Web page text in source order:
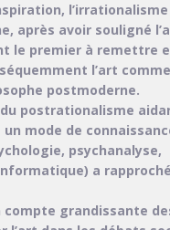
après avoir souligné
le premier à remettre
l’art
postmoderne.
postrationalisme
mode de
psychanalyse,
a
grandissante